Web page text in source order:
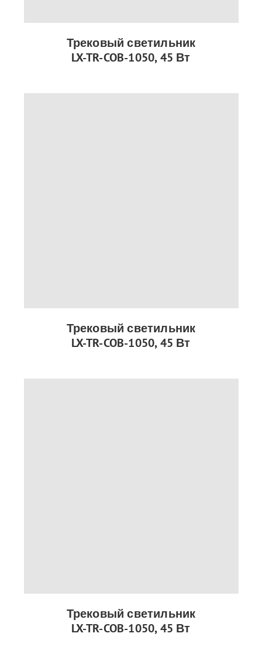
Трековый светильник
LX-TR-COB-1050, 45 Вт
Трековый светильник
LX-TR-COB-1050, 45 Вт
Трековый светильник
LX-TR-COB-1050, 45 Вт